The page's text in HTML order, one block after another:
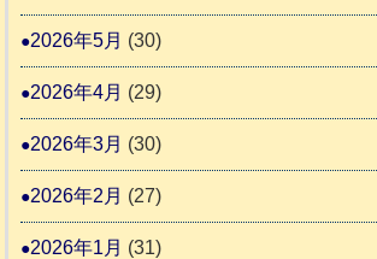
4
預
支
ま
2026年5月 (30)
2026年4月 (29)
2026年3月 (30)
2026年2月 (27)
2026年1月 (31)